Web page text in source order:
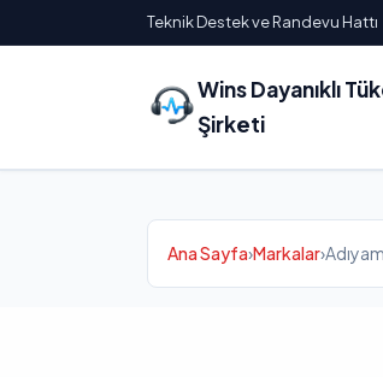
Teknik Destek ve Randevu Hattı
Wins Dayanıklı
Şirketi
Ana Sayfa›Markalar›